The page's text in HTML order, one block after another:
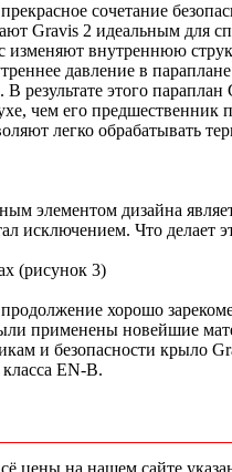
сочетание
Gravis 2 идеальным для
изменяют внутреннюю
давление в
результате этого параплан
чем его предшественник
легко обрабатывать
элементом дизайна
исключением. Что делает
(рисунок 3)
хорошо
применены новейшие
и безопасности крыло
EN-B.
цены на нашем сайте